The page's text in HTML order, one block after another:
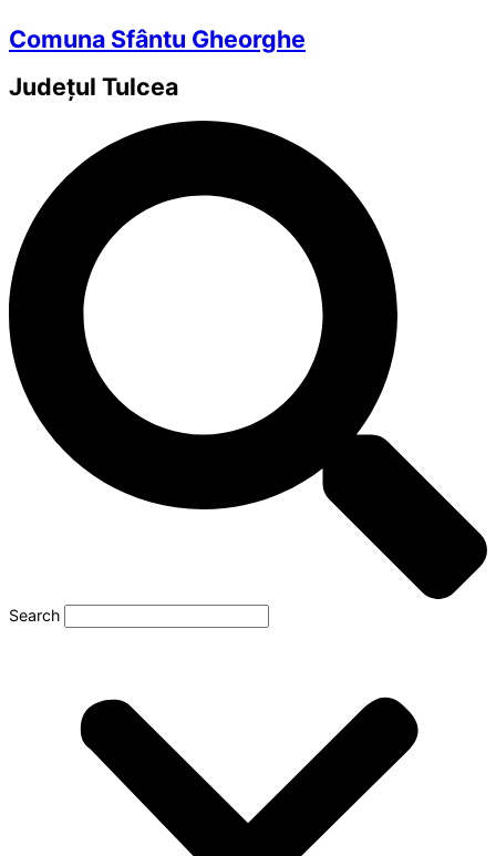
Comuna Sfântu Gheorghe
Județul Tulcea
Search